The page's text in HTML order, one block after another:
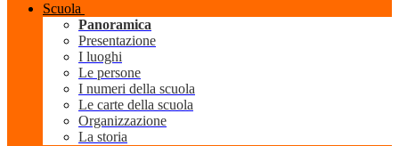
Scuola
Panoramica
Presentazione
I luoghi
Le persone
I numeri della scuola
Le carte della scuola
Organizzazione
La storia